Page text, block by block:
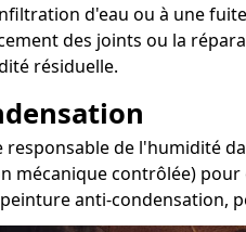
d'eau ou à une
des joints ou la
résiduelle.
de l'humidité
mécanique contrôlée)
anti-condensation,